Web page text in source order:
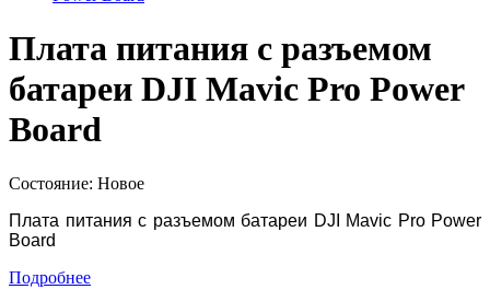
Плата питания с разъемом
батареи DJI Mavic Pro Power
Board
Состояние: Новое
Плата питания с разъемом батареи DJI Mavic Pro Power
Board
Подробнее